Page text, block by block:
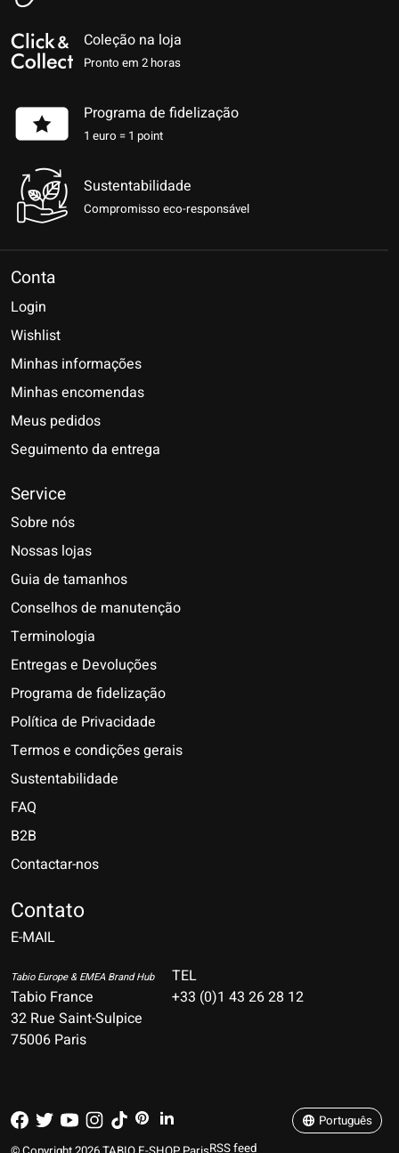
Coleção na loja
Pronto em 2 horas
Programa de fidelização
1 euro = 1 point
Sustentabilidade
Compromisso eco-responsável
Conta
Login
Wishlist
Minhas informações
Minhas encomendas
Meus pedidos
Seguimento da entrega
Service
Sobre nós
Nossas lojas
Guia de tamanhos
Conselhos de manutenção
Terminologia
Entregas e Devoluções
Programa de fidelização
Política de Privacidade
Termos e condições gerais
Sustentabilidade
FAQ
B2B
Contactar-nos
Contato
E-MAIL
Tabio Europe & EMEA Brand Hub
Tabio France
32 Rue Saint-Sulpice
75006 Paris
TEL
+33 (0)1 43 26 28 12
RSS feed
Português